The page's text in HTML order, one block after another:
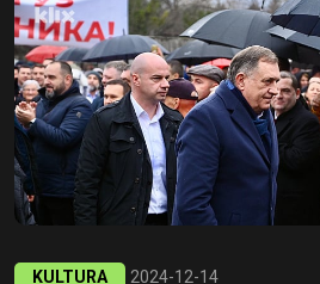
KULTURA 2024-12-14